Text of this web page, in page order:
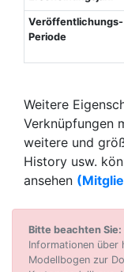
Veröffentlichungs-
Periode
Weitere
Verknüpfungen
weitere und
History usw.
ansehen
Bitte beachten Sie:
Informationen über
Modellbogen zur